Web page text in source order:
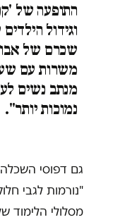
התופעה של
וגידול
שכרם של
משרות עם
מנתב נשים
נמוכות יותר".
גם דפוסי השכלה
"נורמות לגבי
מסלולי הלימוד